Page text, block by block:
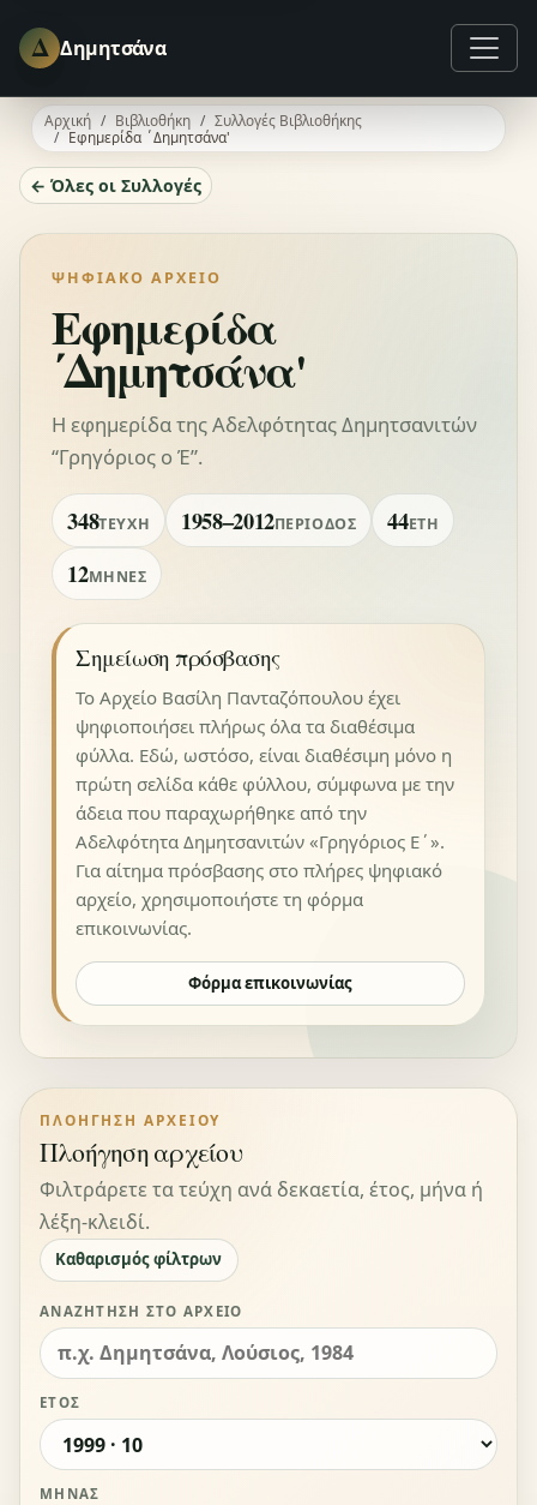
Δ Δημητσάνα
Αρχική Βιβλιοθήκη
Συλλογές Βιβλιοθήκης
Εφημερίδα ΄Δημητσάνα'
← Όλες οι Συλλογές
ΨΗΦΙΑΚΌ ΑΡΧΕΊΟ
Εφημερίδα
΄Δημητσάνα'
Η εφημερίδα της Αδελφότητας Δημητσανιτών
“Γρηγόριος ο Έ”.
348ΤΕΎΧΗ 1958–2012ΠΕΡΊΟΔΟΣ 44ΈΤΗ
12ΜΉΝΕΣ
Σημείωση πρόσβασης
Το Αρχείο Βασίλη Πανταζόπουλου έχει
ψηφιοποιήσει πλήρως όλα τα διαθέσιμα
φύλλα. Εδώ, ωστόσο, είναι διαθέσιμη μόνο η
πρώτη σελίδα κάθε φύλλου, σύμφωνα με την
άδεια που παραχωρήθηκε από την
Αδελφότητα Δημητσανιτών «Γρηγόριος Ε΄».
Για αίτημα πρόσβασης στο πλήρες ψηφιακό
αρχείο, χρησιμοποιήστε τη φόρμα
επικοινωνίας.
Φόρμα επικοινωνίας
ΠΛΟΉΓΗΣΗ ΑΡΧΕΊΟΥ
Πλοήγηση αρχείου
Φιλτράρετε τα τεύχη ανά δεκαετία, έτος, μήνα ή
λέξη-κλειδί.
Καθαρισμός φίλτρων
ΑΝΑΖΉΤΗΣΗ ΣΤΟ ΑΡΧΕΊΟ
ΈΤΟΣ
ΜΉΝΑΣ